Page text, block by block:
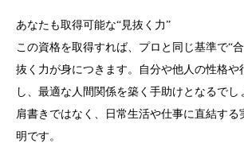
あなたも取得可能な“見抜く力”
この資格を取得すれば、プロと同じ基準で“
抜く力が身につきます。自分や他人の性格や
し、最適な人間関係を築く手助けとなるでし
肩書きではなく、日常生活や仕事に直結する
明です。